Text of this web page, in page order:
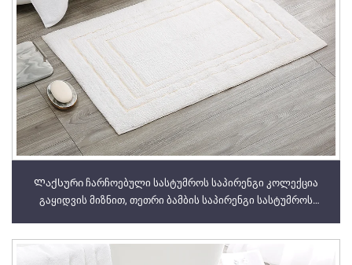
Ლაქსური ჩარჩოებული სასტუმროს საპირენგი კოლექცია
გაყიდვის მიზნით, თეთრი ბამბის საპირენგი სასტუმროს